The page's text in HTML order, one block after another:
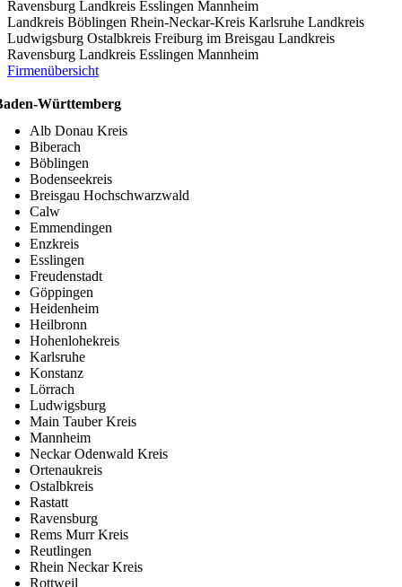
Ravensburg Landkreis Esslingen Mannheim
Landkreis Böblingen Rhein-Neckar-Kreis Karlsruhe Landkreis
Ludwigsburg Ostalbkreis Freiburg im Breisgau Landkreis
Ravensburg Landkreis Esslingen Mannheim
Firmenübersicht
Württemberg
Alb Donau Kreis
Biberach
Böblingen
Bodenseekreis
Breisgau Hochschwarzwald
Calw
Emmendingen
Enzkreis
Esslingen
Freudenstadt
Göppingen
Heidenheim
Heilbronn
Hohenlohekreis
Karlsruhe
Konstanz
Lörrach
Ludwigsburg
Main Tauber Kreis
Mannheim
Neckar Odenwald Kreis
Ortenaukreis
Ostalbkreis
Rastatt
Ravensburg
Rems Murr Kreis
Reutlingen
Rhein Neckar Kreis
Rottweil